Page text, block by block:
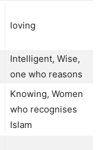
loving
Intelligent, Wise,
one who reasons
Knowing, Women
who recognises
Islam